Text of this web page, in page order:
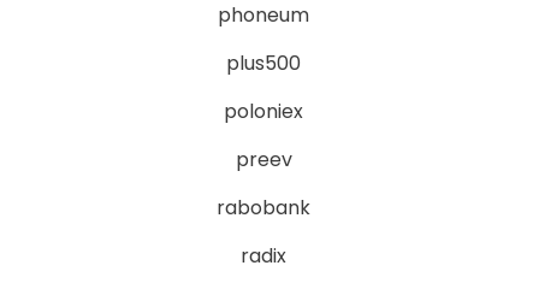
phoneum
plus500
poloniex
preev
rabobank
radix